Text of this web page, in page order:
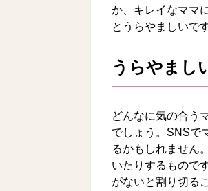
か、キレイなママ
とうらやましいで
うらやまし
どんなに気の合う
でしょう。SNSで
るかもしれません
いたりするもので
がないと割り切る